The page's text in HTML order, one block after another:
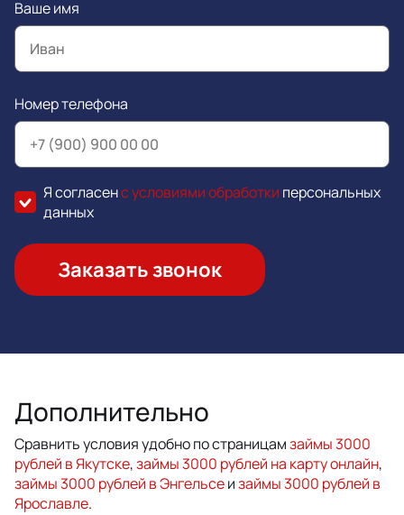
Ваше имя
Номер телефона
Я согласенс условиями обработки персональных
данных
Заказать звонок
Дополнительно
Сравнить условия удобно по страницамзаймы 3000
рублей в Якутске,займы 3000 рублей на карту онлайн,
займы 3000 рублей в Энгельсеизаймы 3000 рублей в
Ярославле.